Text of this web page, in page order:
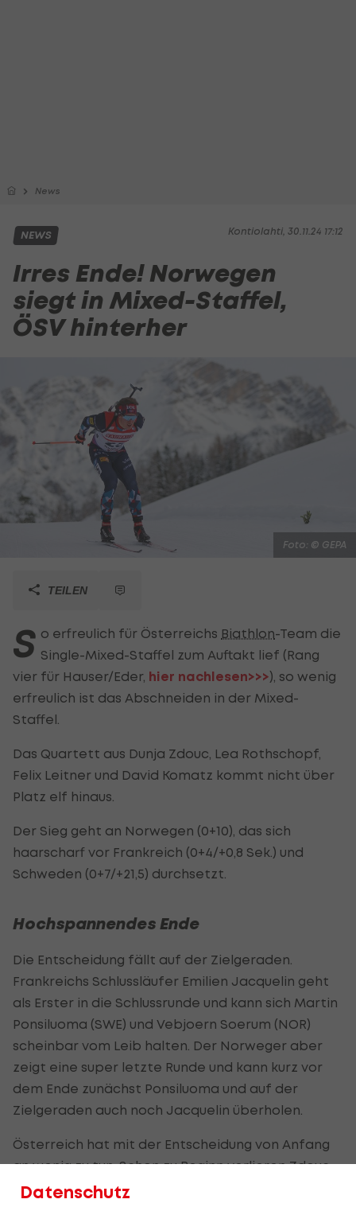
News
Kontiolahti, 30.11.24 17:12
NEWS
Irres Ende! Norwegen
siegt in Mixed-Staffel,
ÖSV hinterher
Foto: © GEPA
TEILEN
S o erfreulich für Österreichs Biathlon-Team die
Single-Mixed-Staffel zum Auftakt lief (Rang
vier für Hauser/Eder, hier nachlesen>>>), so wenig
erfreulich ist das Abschneiden in der Mixed-
Staffel.
Das Quartett aus Dunja Zdouc, Lea Rothschopf,
Felix Leitner und David Komatz kommt nicht über
Platz elf hinaus.
Der Sieg geht an Norwegen (0+10), das sich
haarscharf vor Frankreich (0+4/+0,8 Sek.) und
Schweden (0+7/+21,5) durchsetzt.
Hochspannendes Ende
Die Entscheidung fällt auf der Zielgeraden.
Frankreichs Schlussläufer Emilien Jacquelin geht
als Erster in die Schlussrunde und kann sich Martin
Ponsiluoma (SWE) und Vebjoern Soerum (NOR)
scheinbar vom Leib halten. Der Norweger aber
zeigt eine super letzte Runde und kann kurz vor
dem Ende zunächst Ponsiluoma und auf der
Zielgeraden auch noch Jacquelin überholen.
Österreich hat mit der Entscheidung von Anfang
an wenig zu tun. Schon zu Beginn verlieren Zdouc
und Rothschopf in der Loipe einiges an Zeit. Damit
Datenschutz